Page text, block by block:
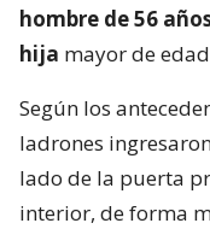
hombre de 56
hija mayor de
Según los
ladrones
lado de la puerta
interior, de forma